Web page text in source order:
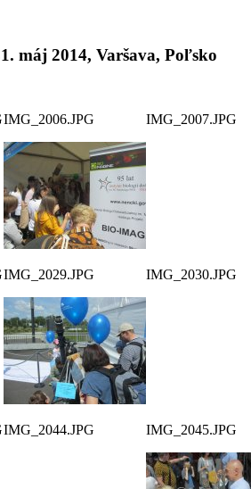
máj 2014, Varšava, Poľsko
IMG_2006.JPG IMG_2007.JPG
IMG_2029.JPG IMG_2030.JPG
IMG_2044.JPG IMG_2045.JPG